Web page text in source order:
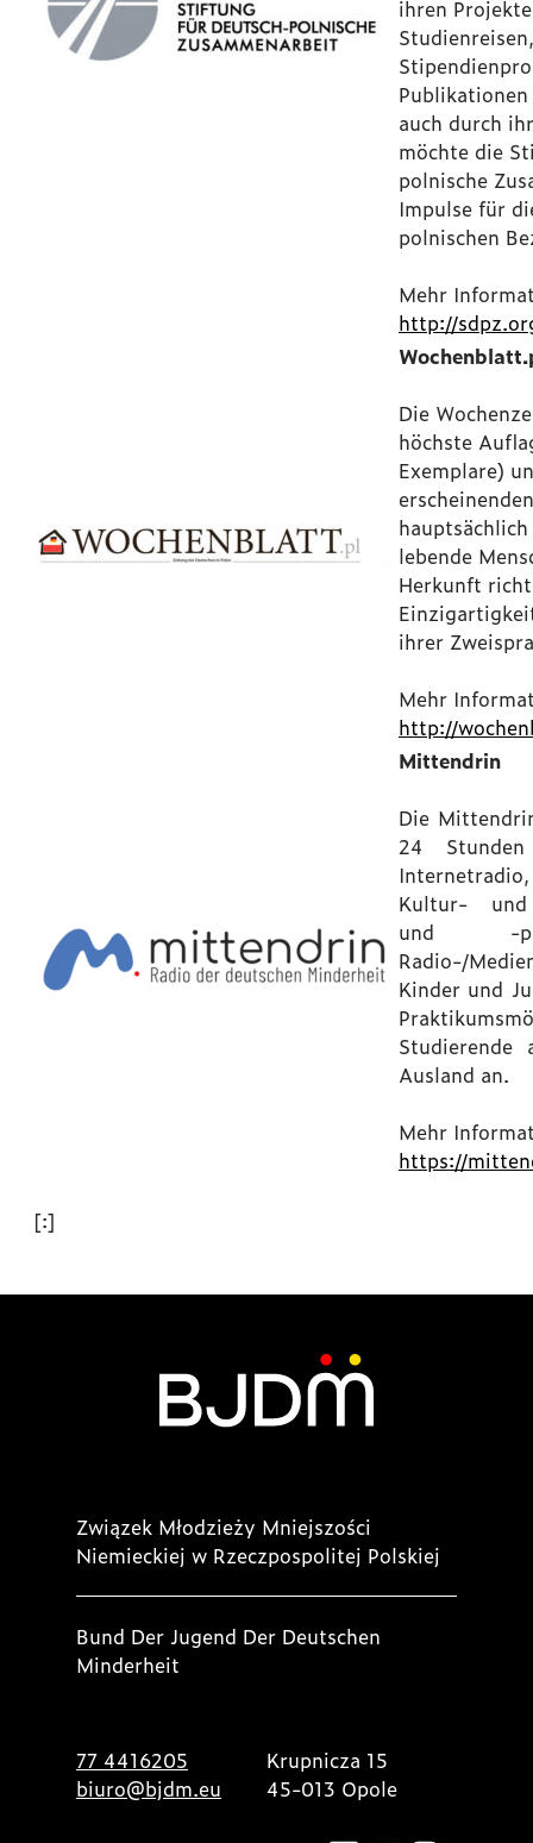
ihren
Studienreisen,
auch durch
möchte die
polnische
Impulse für
polnischen
Mehr
http://
Die
höchste
Exemplare)
lebende
Herkunft
ihrer
Mehr
http://
Mittendrin
Die
24 Stunden
Kultur- und
und -
Radio-/
Kinder und
Studierende
Ausland an.
Mehr
https://
[:]
Związek Młodzieży Mniejszości
Niemieckiej w Rzeczpospolitej Polskiej
Bund Der Jugend Der Deutschen
Minderheit
77 4416205
biuro@bjdm.eu
Krupnicza 15
45-013 Opole